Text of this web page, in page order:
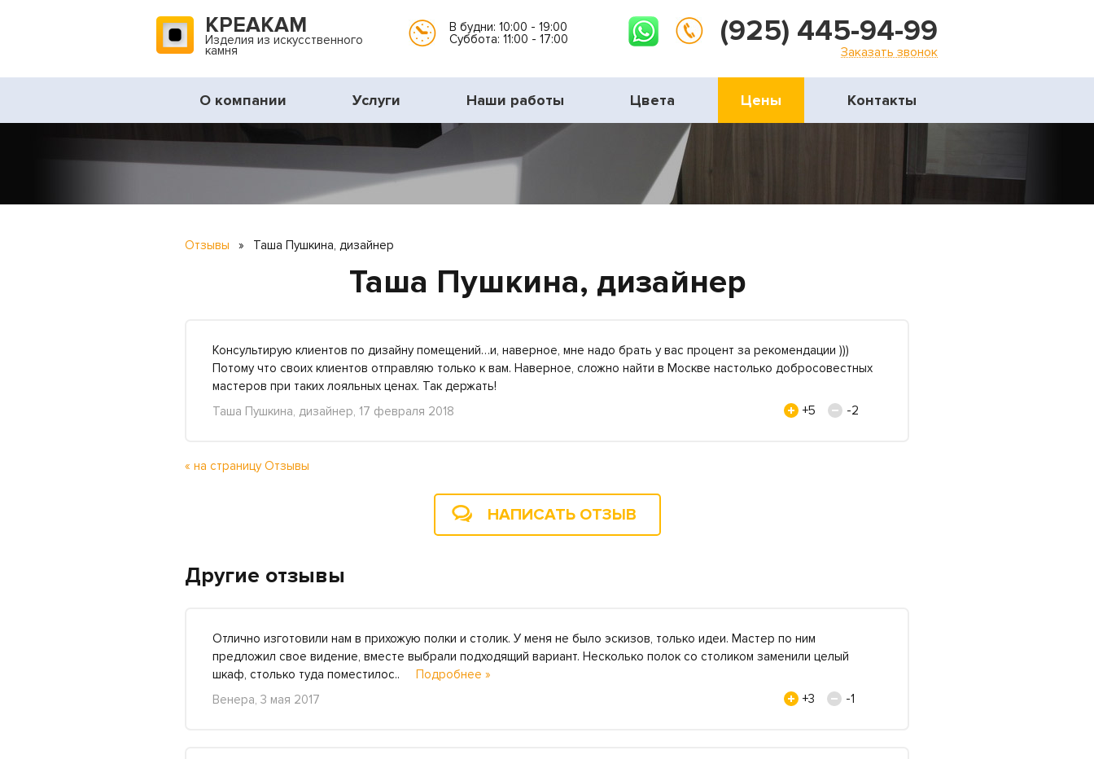
КРЕАКАМ
Изделия из искусственного
камня
В будни: 10:00 - 19:00
Суббота: 11:00 - 17:00
(925) 445-94-99
Заказать звонок
О компании Услуги Наши работы Цвета Цены Контакты
Отзывы » Таша Пушкина, дизайнер
Таша Пушкина, дизайнер
Консультирую клиентов по дизайну помещений…и, наверное, мне надо брать у вас процент за рекомендации )))
Потому что своих клиентов отправляю только к вам. Наверное, сложно найти в Москве настолько добросовестных
мастеров при таких лояльных ценах. Так держать!
+5
-2
Таша Пушкина, дизайнер, 17 февраля 2018
« на страницу Отзывы
НАПИСАТЬ ОТЗЫВ
Другие отзывы
Отлично изготовили нам в прихожую полки и столик. У меня не было эскизов, только идеи. Мастер по ним
предложил свое видение, вместе выбрали подходящий вариант. Несколько полок со столиком заменили целый
шкаф, столько туда поместилос.. Подробнее »
+3
-1
Венера, 3 мая 2017